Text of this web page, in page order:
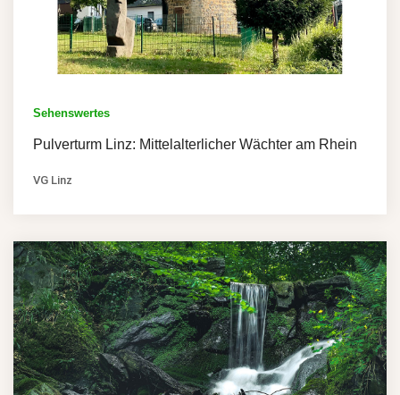
Sehenswertes
Pulverturm Linz: Mittelalterlicher Wächter am Rhein
VG Linz